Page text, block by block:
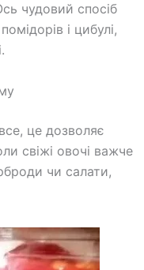
чудовий спосіб
і цибулі,
це дозволяє
свіжі овочі важче
чи салати,